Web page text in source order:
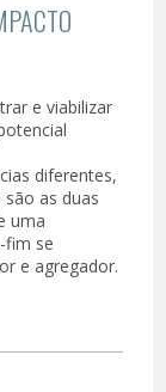
e viabilizar
diferentes,
as duas
uma
fim se
e agregador.